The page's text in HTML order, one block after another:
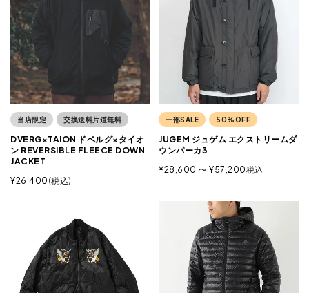
当店限定 交換送料片道無料
DVERG×TAION ドベルグ×タイオ
ン REVERSIBLE FLEECE DOWN
JACKET
¥26,400 税込
一部SALE 50%OFF
JUGEM ジュゲム エクストリームダ
ウンパーカ3
¥28,600 〜 ¥57,200税込